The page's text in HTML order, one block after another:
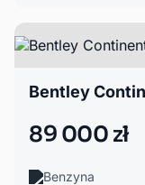
Bentley
89 000 zł
Benzyna